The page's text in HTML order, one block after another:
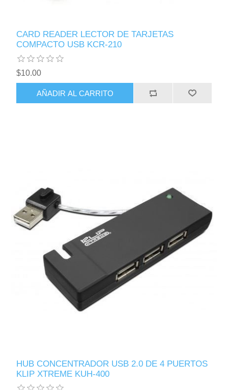
CARD READER LECTOR DE TARJETAS
COMPACTO USB KCR-210
$10.00
AÑADIR AL CARRITO
HUB CONCENTRADOR USB 2.0 DE 4 PUERTOS
KLIP XTREME KUH-400